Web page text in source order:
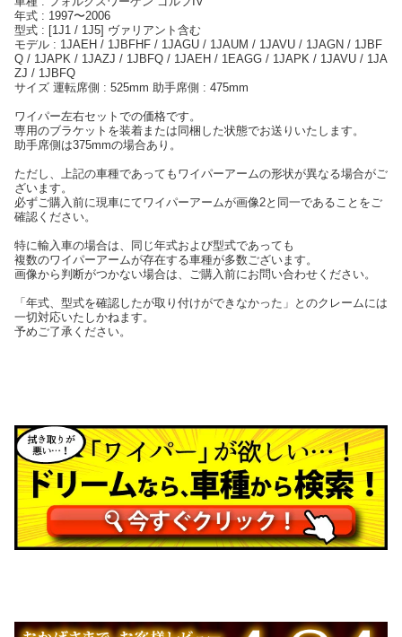
年式 : 1997〜2006
型式 : [1J1 / 1J5] ヴァリアント含む
モデル : 1JAEH / 1JBFHF / 1JAGU / 1JAUM / 1JAVU / 1JAGN / 1JBF
Q / 1JAPK / 1JAZJ / 1JBFQ / 1JAEH / 1EAGG / 1JAPK / 1JAVU / 1JA
ZJ / 1JBFQ
サイズ 運転席側 : 525mm 助手席側 : 475mm
ワイパー左右セットでの価格です。
専用のブラケットを装着または同梱した状態でお送りいたします。
助手席側は375mmの場合あり。
ただし、上記の車種であってもワイパーアームの形状が異なる場合がご
ざいます。
必ずご購入前に現車にてワイパーアームが画像2と同一であることをご
確認ください。
特に輸入車の場合は、同じ年式および型式であっても
複数のワイパーアームが存在する車種が多数ございます。
画像から判断がつかない場合は、ご購入前にお問い合わせください。
「年式、型式を確認したが取り付けができなかった」とのクレームには
一切対応いたしかねます。
予めご了承ください。